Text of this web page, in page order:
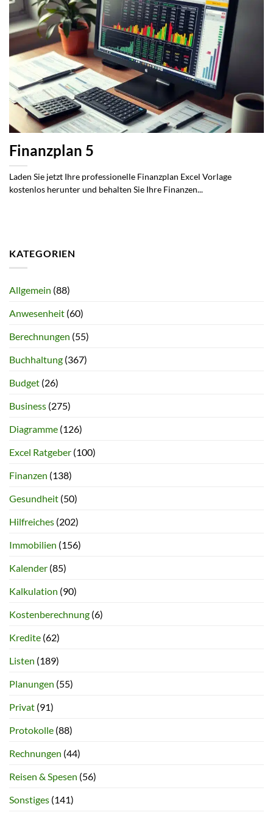
Finanzplan 5
Laden Sie jetzt Ihre professionelle Finanzplan Excel Vorlage
kostenlos herunter und behalten Sie Ihre Finanzen...
KATEGORIEN
Allgemein (88)
Anwesenheit (60)
Berechnungen (55)
Buchhaltung (367)
Budget (26)
Business (275)
Diagramme (126)
Excel Ratgeber (100)
Finanzen (138)
Gesundheit (50)
Hilfreiches (202)
Immobilien (156)
Kalender (85)
Kalkulation (90)
Kostenberechnung (6)
Kredite (62)
Listen (189)
Planungen (55)
Privat (91)
Protokolle (88)
Rechnungen (44)
Reisen & Spesen (56)
Sonstiges (141)